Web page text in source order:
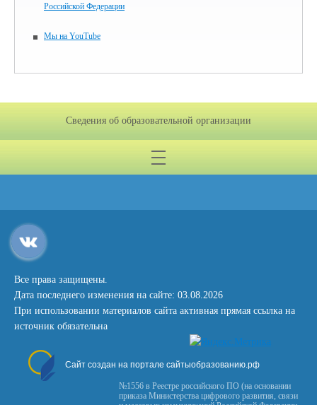
Российской Федерации
Мы на YouTube
Сведения об образовательной организации
Все права защищены.
Дата последнего изменения на сайте: 03.08.2026
При использовании материалов сайта активная прямая ссылка на
источник обязательна
Сайт создан на портале сайтыобразованию.рф
№1556 в Реестре российского ПО (на основании
приказа Министерства цифрового развития, связи